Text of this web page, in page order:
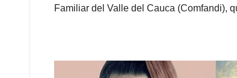
Familiar del Valle del Cauca (Comfandi),